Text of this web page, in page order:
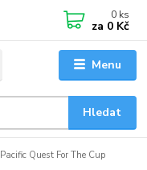
Menu
Hledat
0 ks
za 0 Kč
Pacific Quest For The Cup